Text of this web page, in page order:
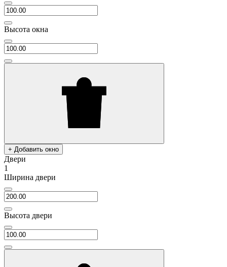
Высота окна
+ Добавить окно
Двери
1
Ширина двери
Высота двери